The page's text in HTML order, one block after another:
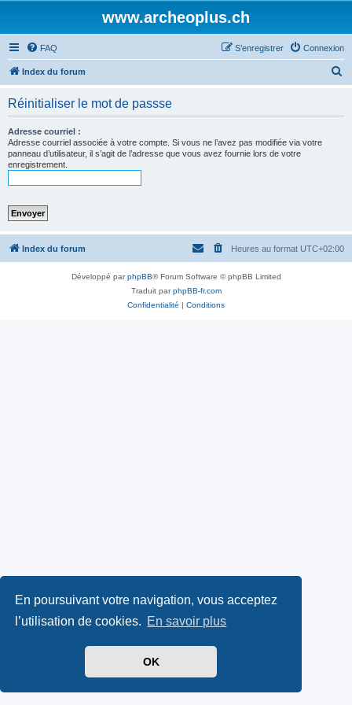
En poursuivant votre navigation, vous acceptez
l’utilisation de cookies. En savoir plus
OK
www.archeoplus.ch
FAQ Connexion
S’enregistrer
Index du forum
Réinitialiser le mot de passse
Adresse courriel :
Adresse courriel associée à votre compte. Si vous ne l’avez pas modifiée via votre
panneau d’utilisateur, il s’agit de l’adresse que vous avez fournie lors de votre
enregistrement.
Index du forum Heures au format UTC+02:00
Développé parphpBB® Forum Software © phpBB Limited
Traduit parphpBB-fr.com
Confidentialité | Conditions